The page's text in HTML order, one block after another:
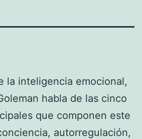
la inteligencia emocional,
habla de las cinco
que componen este
autorregulación,